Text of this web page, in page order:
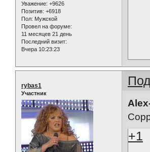
Уважение: +9626
Позитив: +6918
Пол: Мужской
Провел на форуме:
11 месяцев 21 день
Последний визит:
Вчера 10:23:23
rybas1
Участник
+1